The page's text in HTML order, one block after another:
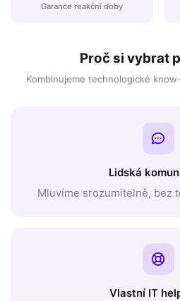
Garance reakční doby
Proč si vybrat
Kombinujeme technologické
Lidská
Mluvíme srozumitelně, bez
Vlastní IT